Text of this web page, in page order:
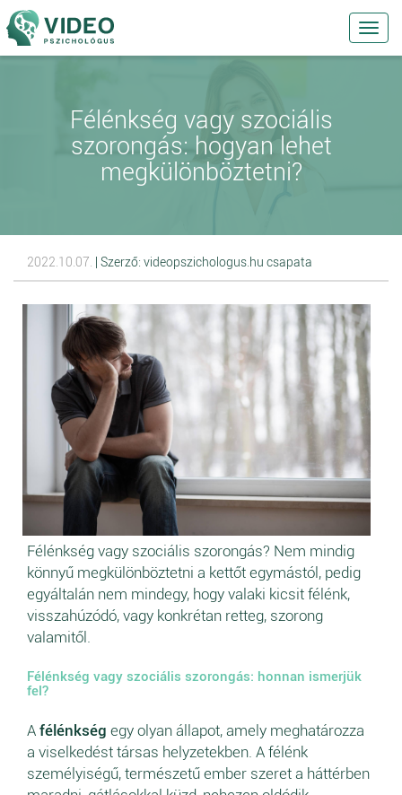
Félénkség vagy szociális
szorongás: hogyan lehet
megkülönböztetni?
2022.10.07. | Szerző: videopszichologus.hu csapata
Félénkség vagy szociális szorongás? Nem mindig
könnyű megkülönböztetni a kettőt egymástól, pedig
egyáltalán nem mindegy, hogy valaki kicsit félénk,
visszahúzódó, vagy konkrétan retteg, szorong
valamitől.
Félénkség vagy szociális szorongás: honnan ismerjük
fel?
A félénkség egy olyan állapot, amely meghatározza
a viselkedést társas helyzetekben. A félénk
személyiségű, természetű ember szeret a háttérben